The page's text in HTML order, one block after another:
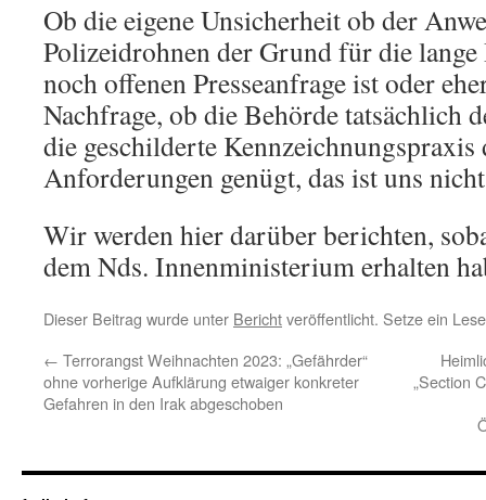
Ob die eigene Unsicherheit ob der
Polizeidrohnen der Grund für die
noch offenen Presseanfrage ist oder
Nachfrage, ob die Behörde tatsächlich
die geschilderte Kennzeichnungspraxis
Anforderungen genügt, das ist uns
Wir werden hier darüber berichten,
dem Nds. Innenministerium erhalten
Dieser Beitrag wurde unter Berichtveröffentlicht. Setze ein
← Terrorangst Weihnachten 2023: „Gefährder“
ohne vorherige Aufklärung etwaiger konkreter
Gefahren in den Irak abgeschoben
„Section